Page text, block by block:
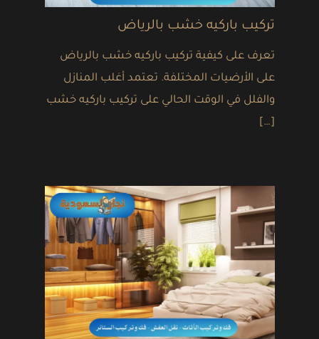
تركيب باركيه خشب بالرياض
تعرف على كيفية تركيب باركيه خشب بالرياض
على الأرضيات المختلفة. تعتمد أغلب المنازل
والفلل في الوقت الحالي على تركيب باركيه خشب
[…]